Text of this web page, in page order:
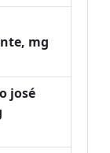
mg
josé